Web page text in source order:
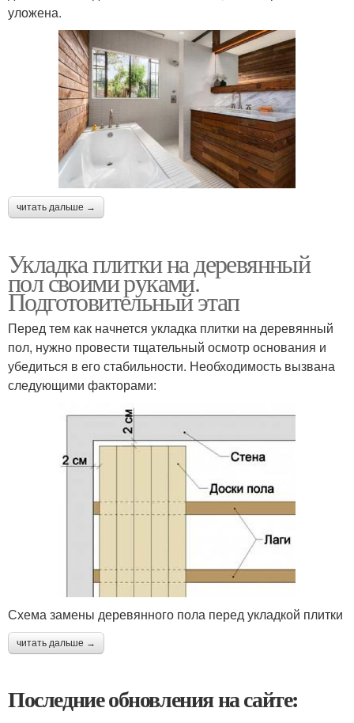
уложена.
читать дальше →
Укладка плитки на деревянный
пол своими руками.
Подготовительный этап
Перед тем как начнется укладка плитки на деревянный
пол, нужно провести тщательный осмотр основания и
убедиться в его стабильности. Необходимость вызвана
следующими факторами:
Схема замены деревянного пола перед укладкой плитки
читать дальше →
Последние обновления на сайте: